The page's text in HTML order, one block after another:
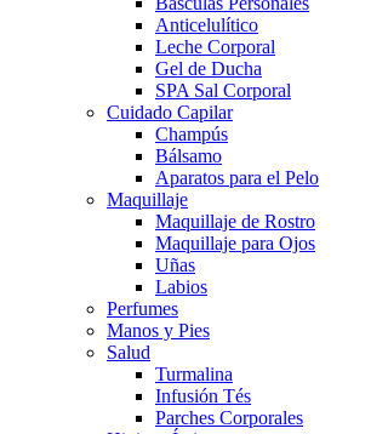
Anticelulítico
Leche Corporal
Gel de Ducha
SPA Sal Corporal
Cuidado Capilar
Champús
Bálsamo
Aparatos para el Pelo
Maquillaje
Maquillaje de Rostro
Maquillaje para Ojos
Uñas
Labios
Perfumes
Manos y Pies
Salud
Turmalina
Infusión Tés
Parches Corporales